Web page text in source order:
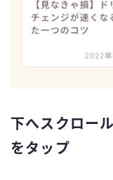
下へスクロー
をタップ